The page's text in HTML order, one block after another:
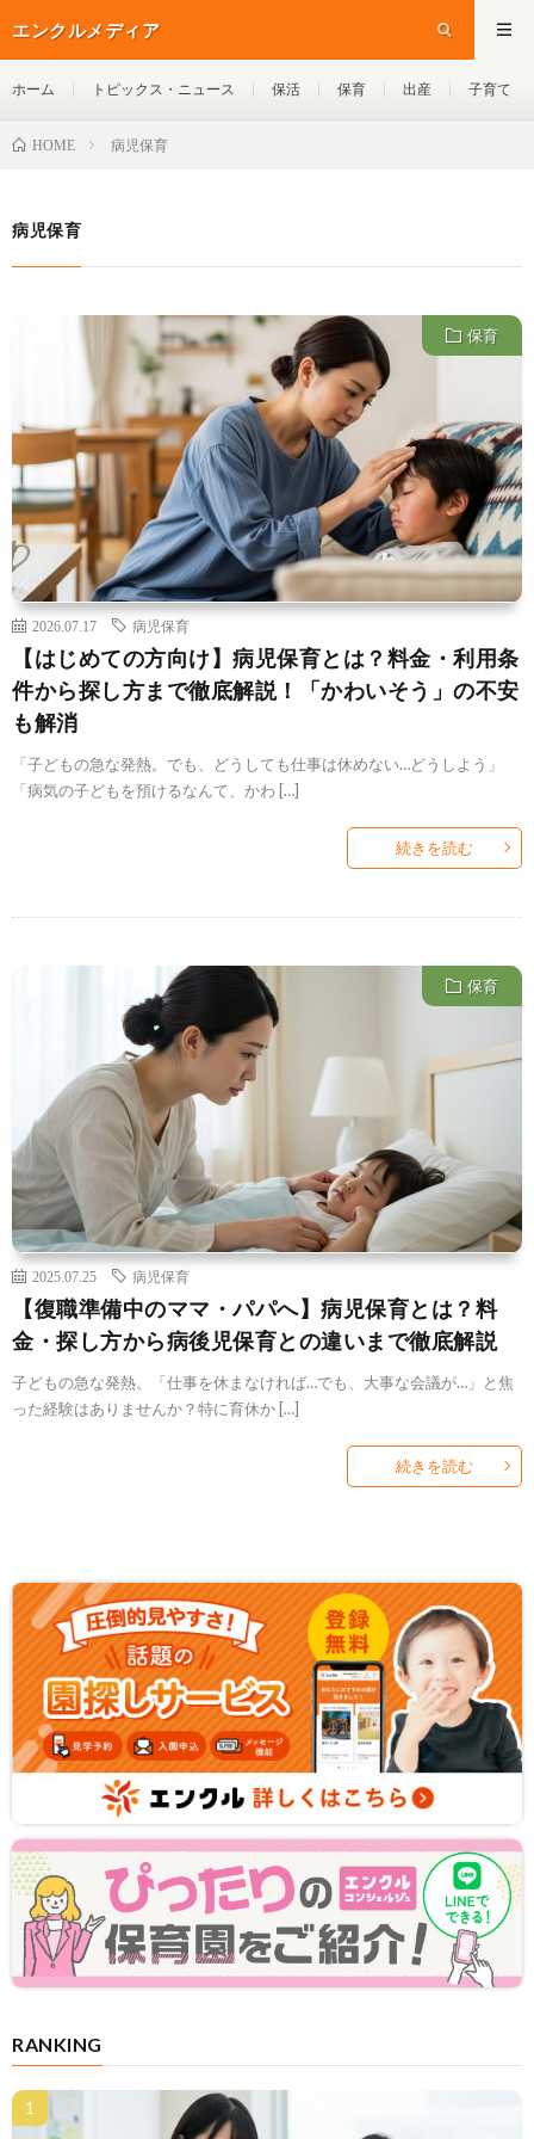
エンクルメディア
ホーム トピックス・ニュース 保活 保育 出産 子育て
HOME 病児保育
病児保育
保育
2026.07.17 病児保育
【はじめての方向け】病児保育とは？料金・利用条
件から探し方まで徹底解説！「かわいそう」の不安
も解消
「子どもの急な発熱。でも、どうしても仕事は休めない…どうしよう」
「病気の子どもを預けるなんて、かわ […]
続きを読む
保育
2025.07.25 病児保育
【復職準備中のママ・パパへ】病児保育とは？料
金・探し方から病後児保育との違いまで徹底解説
子どもの急な発熱。「仕事を休まなければ…でも、大事な会議が…」と焦
った経験はありませんか？特に育休か […]
続きを読む
RANKING